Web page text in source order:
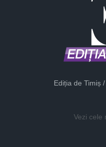
Ediția de Timiș
Vezi cele